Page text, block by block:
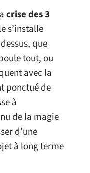
crise des 3
s’installe
que
tout, ou
avec la
ponctué de
à
de la magie
d’une
à long terme